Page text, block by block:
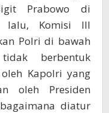
Prabowo di
lalu, Komisi III
Polri di bawah
berbentuk
Kapolri yang
oleh Presiden
diatur